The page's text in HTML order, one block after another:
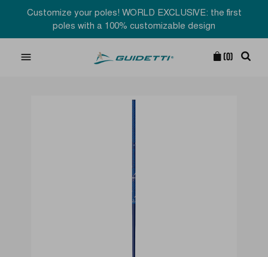
Customize your poles! WORLD EXCLUSIVE: the first
poles with a 100% customizable design
 (0)